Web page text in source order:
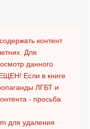
контент
Для
данного
Если в книге
ЛГБТ и
- просьба
для удаления